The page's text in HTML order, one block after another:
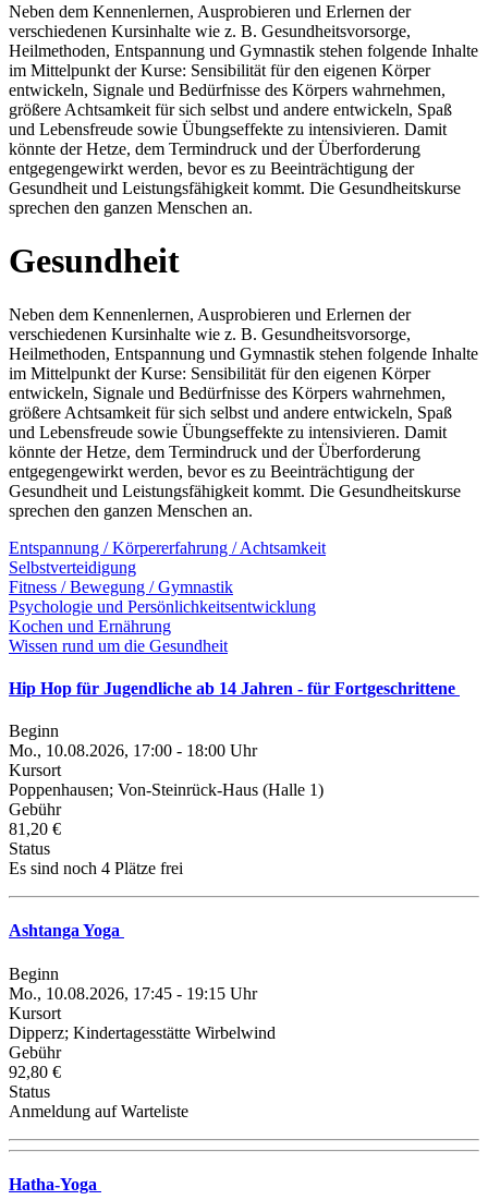
Neben dem Kennenlernen, Ausprobieren und Erlernen der
verschiedenen Kursinhalte wie z. B. Gesundheitsvorsorge,
Heilmethoden, Entspannung und Gymnastik stehen folgende Inhalte
im Mittelpunkt der Kurse: Sensibilität für den eigenen Körper
entwickeln, Signale und Bedürfnisse des Körpers wahrnehmen,
größere Achtsamkeit für sich selbst und andere entwickeln, Spaß
und Lebensfreude sowie Übungseffekte zu intensivieren. Damit
könnte der Hetze, dem Termindruck und der Überforderung
entgegengewirkt werden, bevor es zu Beeinträchtigung der
Gesundheit und Leistungsfähigkeit kommt. Die Gesundheitskurse
sprechen den ganzen Menschen an.
Gesundheit
Neben dem Kennenlernen, Ausprobieren und Erlernen der
verschiedenen Kursinhalte wie z. B. Gesundheitsvorsorge,
Heilmethoden, Entspannung und Gymnastik stehen folgende Inhalte
im Mittelpunkt der Kurse: Sensibilität für den eigenen Körper
entwickeln, Signale und Bedürfnisse des Körpers wahrnehmen,
größere Achtsamkeit für sich selbst und andere entwickeln, Spaß
und Lebensfreude sowie Übungseffekte zu intensivieren. Damit
könnte der Hetze, dem Termindruck und der Überforderung
entgegengewirkt werden, bevor es zu Beeinträchtigung der
Gesundheit und Leistungsfähigkeit kommt. Die Gesundheitskurse
sprechen den ganzen Menschen an.
Entspannung / Körpererfahrung / Achtsamkeit
Selbstverteidigung
Fitness / Bewegung / Gymnastik
Psychologie und Persönlichkeitsentwicklung
Kochen und Ernährung
Wissen rund um die Gesundheit
Hip Hop für Jugendliche ab 14 Jahren - für Fortgeschrittene
Beginn
Mo., 10.08.2026, 17:00 - 18:00 Uhr
Kursort
Poppenhausen; Von-Steinrück-Haus (Halle 1)
Gebühr
81,20 €
Status
Es sind noch 4 Plätze frei
Ashtanga Yoga
Beginn
Mo., 10.08.2026, 17:45 - 19:15 Uhr
Kursort
Dipperz; Kindertagesstätte Wirbelwind
Gebühr
92,80 €
Status
Anmeldung auf Warteliste
Hatha-Yoga